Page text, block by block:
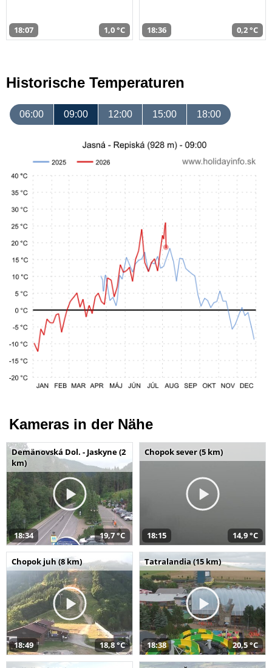
18:07 1,0 °C 18:36 0,2 °C
Historische Temperaturen
06:00 09:00 12:00 15:00 18:00
Kameras in der Nähe
Demänovská Dol. - Jaskyne (2
km)
18:34 19,7 °C
Chopok sever (5 km)
18:15 14,9 °C
Chopok juh (8 km)
18:49 18,8 °C
Tatralandia (15 km)
18:38 20,5 °C